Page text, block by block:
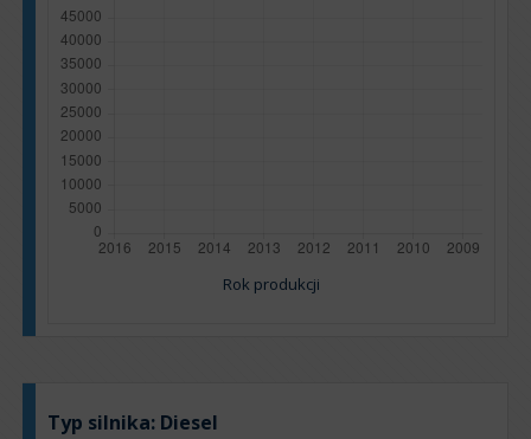
Rok produkcji
Typ silnika: Diesel